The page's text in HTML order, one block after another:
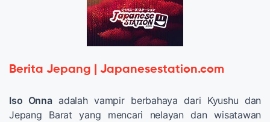
Berita Jepang | Japanesestation.com
Iso Onnaadalah vampir berbahaya dari Kyushu dan
Jepang Barat yang mencari nelayan dan wisatawan